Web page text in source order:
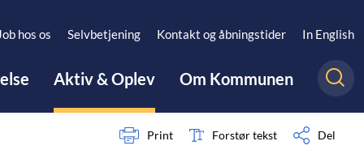
hos os Selvbetjening Kontakt og åbningstider In English
Aktiv & Oplev Om Kommunen
Print Forstør tekst Del